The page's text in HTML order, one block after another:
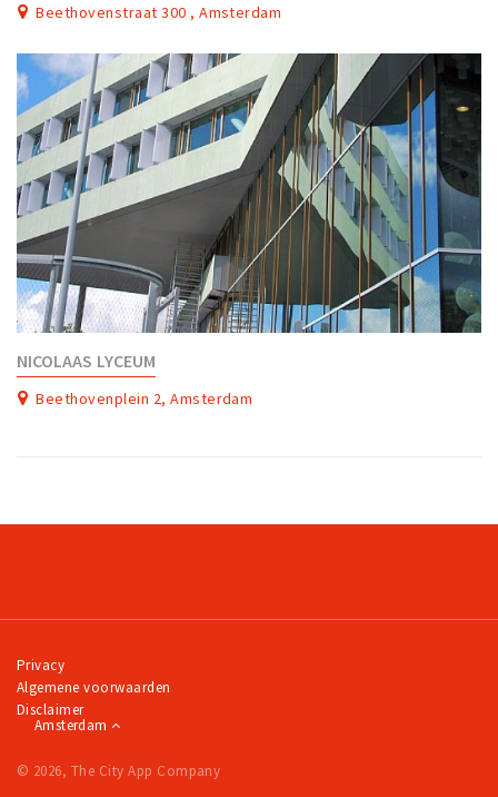
Beethovenstraat 300 , Amsterdam
NICOLAAS LYCEUM
Beethovenplein 2, Amsterdam
Privacy
Algemene voorwaarden
Disclaimer
Amsterdam
© 2026, The City App Company